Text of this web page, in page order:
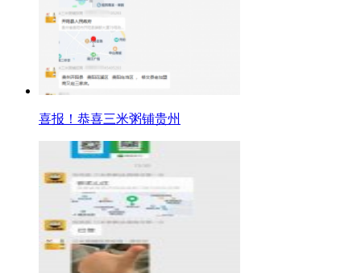
喜报！恭喜三米粥铺贵州